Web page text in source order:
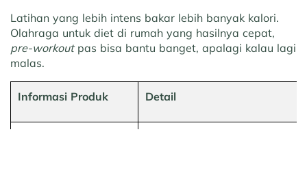
Latihan yang lebih intens bakar lebih banyak kalori.
Olahraga untuk diet di rumah yang hasilnya cepat,
pre-workoutpas bisa bantu banget, apalagi kalau lagi
malas.
Informasi Produk Detail